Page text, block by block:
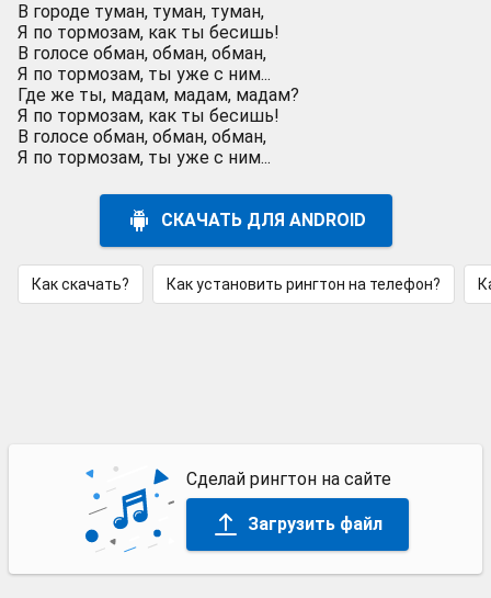
В городе туман, туман, туман,
Я по тормозам, как ты бесишь!
В голосе обман, обман, обман,
Я по тормозам, ты уже с ним...
Где же ты, мадам, мадам, мадам?
Я по тормозам, как ты бесишь!
В голосе обман, обман, обман,
Я по тормозам, ты уже с ним...
СКАЧАТЬ ДЛЯ ANDROID
Как скачать? Как установить рингтон на телефон?
Сделай рингтон на сайте
Загрузить файл